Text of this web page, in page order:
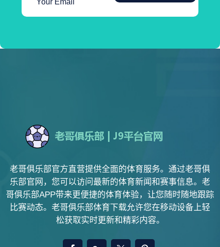
老哥俱乐部官方直营提供全面的体育服务。通过老哥俱
乐部官网，您可以访问最新的体育新闻和赛事信息。老
哥俱乐部APP带来更便捷的体育体验，让您随时随地跟踪
比赛动态。老哥俱乐部体育下载允许您在移动设备上轻
松获取实时更新和精彩内容。